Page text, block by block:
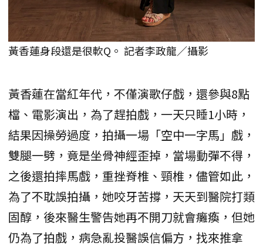
黃香蓮身段還是很軟Q。 記者李政龍／攝影
黃香蓮在當紅年代，不僅演歌仔戲，還參與8點
檔、電影演出，為了趕拍戲，一天只睡1小時，
結果因操勞過度，拍攝一場「空中一字馬」戲，
雙腿一劈，竟是坐骨神經歪掉，當場動彈不得，
之後還拍摔馬戲，重挫脊椎、頸椎，儘管如此，
為了不耽誤拍攝，她咬牙苦撐，天天到醫院打類
固醇，後來醫生警告她再不開刀就會癱瘓，但她
仍為了拍戲，病急亂投醫誤信偏方，找來推拿